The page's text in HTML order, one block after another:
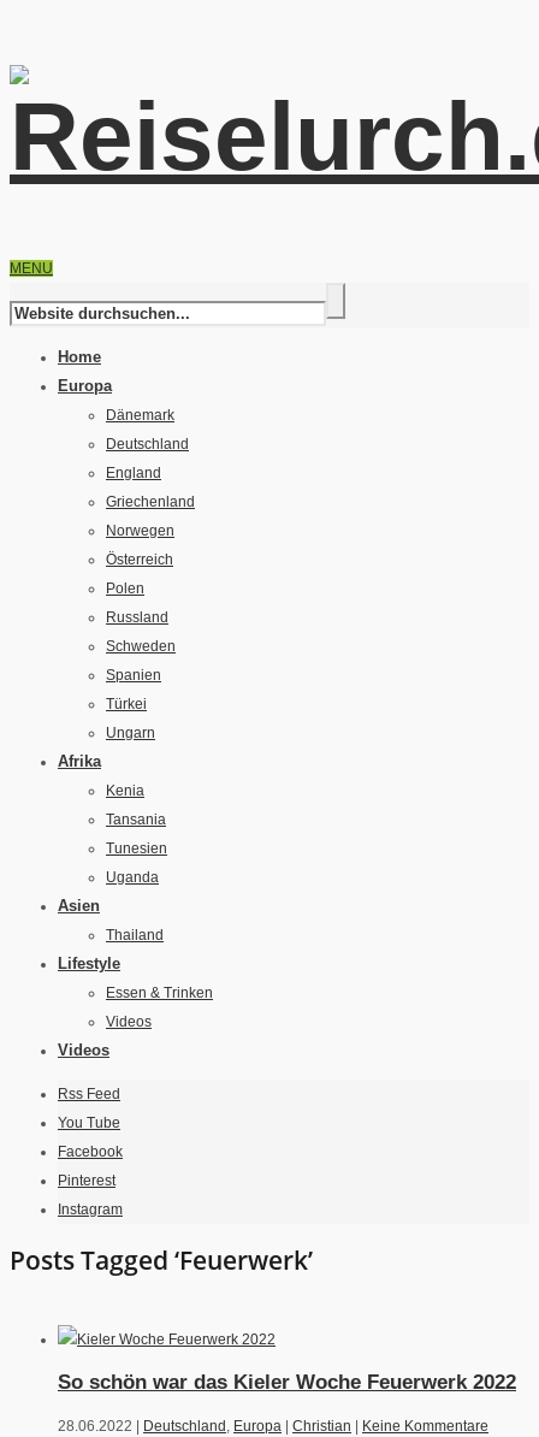
MENU
Home
Europa
Dänemark
Deutschland
England
Griechenland
Norwegen
Österreich
Polen
Russland
Schweden
Spanien
Türkei
Ungarn
Afrika
Kenia
Tansania
Tunesien
Uganda
Asien
Thailand
Lifestyle
Essen & Trinken
Videos
Videos
Rss Feed
You Tube
Facebook
Pinterest
Instagram
Posts Tagged ‘Feuerwerk’
So schön war das Kieler Woche Feuerwerk 2022
28.06.2022 | Deutschland , Europa Christian Keine Kommentare